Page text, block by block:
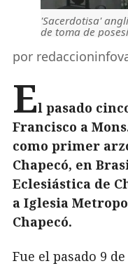
'Sacerdotisa'
de toma de
por
El pasado
Francisco a
como primer
Chapecó, en
Eclesiástica de
a Iglesia
Chapecó.
Fue el pasado 9